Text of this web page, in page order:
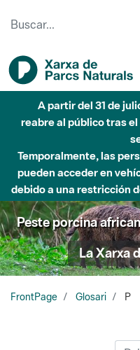
Hasta diciembre
Afectaciones en el cauce
a obras de
Peste porcina
La Xarxa
FrontPage Glosari P